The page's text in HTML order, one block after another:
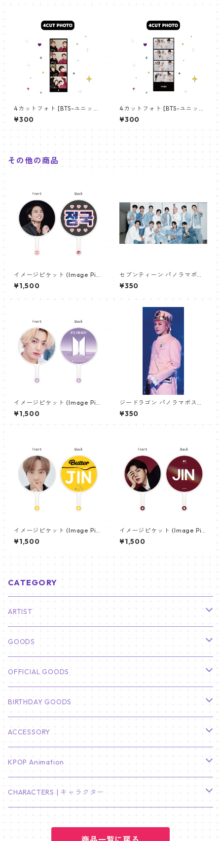
4カットフォト [BTS-ユニット
01] 4CUT PHOTO BTS- UNI
T 01
¥300
4カットフォト [BTS-ユニット
03] 4CUT PHOTO BTS- UNI
T 03
¥300
その他の商品
イメージピケット (Image Pic
ket) うちわ - ジョングク (JU
NGKOOK_09)
¥1,500
セブンティーン パノラマポス
ター (SEVENTEEN Poster) 70
0*330mm 【seventeen-0
¥350
イメージピケット (Image Pic
ket) うちわ - ジョングク (JU
NGKOOK_07)
¥1,500
ジードラゴン パノラマポスタ
ー (GD Poster) 700*330mm
【GD 10】
¥350
イメージピケット (Image Pic
ket) うちわ - ジン (JIN-03)
¥1,500
イメージピケット (Image Pic
ket) うちわ - ジン (JIN-06)
¥1,500
CATEGORY
ARTIST
俳優
CHA EUN WOO
HYUNBIN
PARK BO GUM
BTS
JIN
J-HOPE
SEVENTEEN
S.COUPS
ジョンハン
Stray Kids
バンチャン
リノ
TXT
ヨンジュン
ENHYPEN
GOODS
カレンダー
壁掛けカレンダー
ミニ壁掛けカレンダー
フォトカードセット(60枚入り)
韓国語単語カード
プレミアム写真集
ステッカー&粘着メモ紙セット
OFFICIAL GOODS
LIGHT STICK
Light Stick Pouch
BT21
Stray Kids
MANIAC ENCORE
SKZOO
BIRTHDAY GOODS
01/01 WINTER
01/16 SEUNGKWAN
02/01 DOYOUNG
ACCESSORY
PIERCE
EARRING
KPOP Animation
KPop Demon Hunters
CHARACTERS | キャラクター